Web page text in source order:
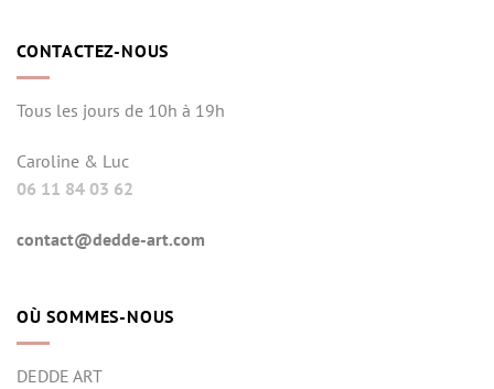
CONTACTEZ-NOUS
Tous les jours de 10h à 19h
Caroline & Luc
06 11 84 03 62
contact@dedde-art.com
OÙ SOMMES-NOUS
DEDDE ART